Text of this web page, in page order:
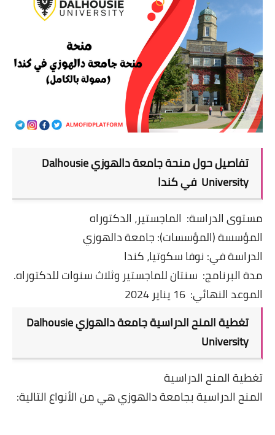
تفاصيل حول منحة جامعة دالهوزي Dalhousie
University في كندا
مستوى الدراسة: الماجستير، الدكتوراه
المؤسسة (المؤسسات): جامعة دالهوزي
الدراسة في: نوفا سكوتيا، كندا
مدة البرنامج: سنتان للماجستير وثلاث سنوات للدكتوراه.
الموعد النهائي: 16 يناير 2024
تغطية المنح الدراسية
جامعة دالهوزي Dalhousie
University
تغطية المنح الدراسية
المنح الدراسية بجامعة دالهوزي هي من الأنواع التالية: